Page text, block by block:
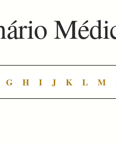
G H I J K L M